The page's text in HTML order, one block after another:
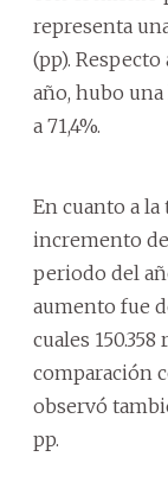
representa
(pp).
año, hubo una
a 71,4%.
En cuanto a la
incremento
periodo del
aumento fue
cuales
comparación
observó
pp.